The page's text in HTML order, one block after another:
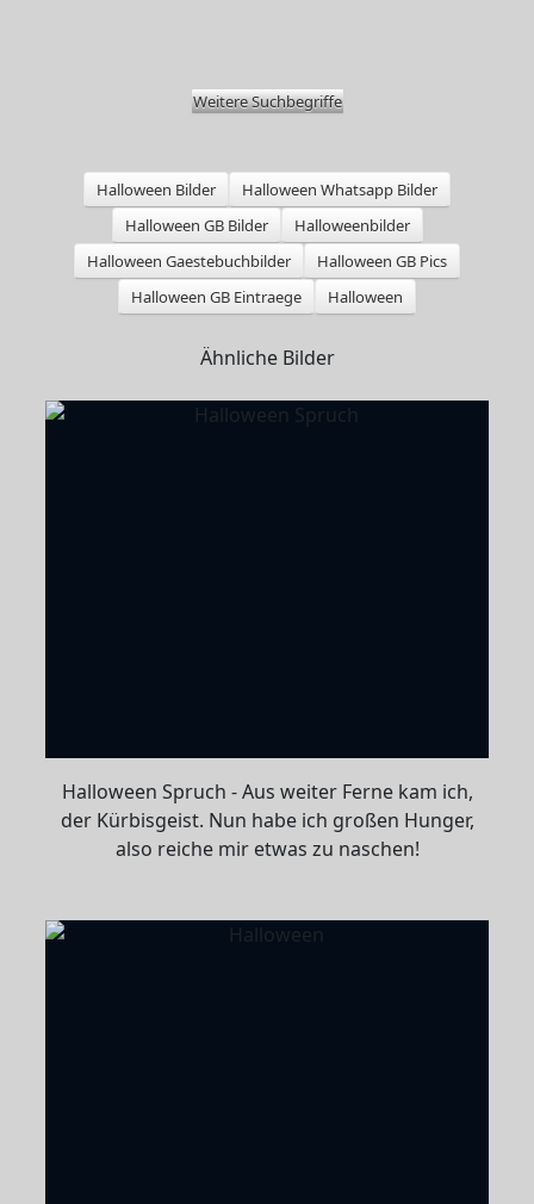
Weitere Suchbegriffe
Halloween Bilder
Halloween Whatsapp Bilder
Halloween GB Bilder
Halloweenbilder
Halloween Gaestebuchbilder
Halloween GB Pics
Halloween GB Eintraege
Halloween
Ähnliche Bilder
Halloween Spruch - Aus weiter Ferne kam ich,
der Kürbisgeist. Nun habe ich großen Hunger,
also reiche mir etwas zu naschen!